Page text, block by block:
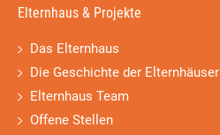
Elternhaus & Projekte
Das Elternhaus
Die Geschichte der Elternhäuser
Elternhaus Team
Offene Stellen